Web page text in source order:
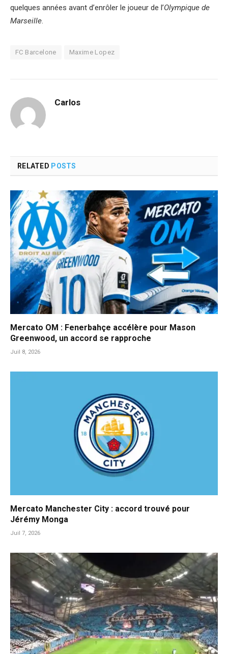
quelques années avant d’enrôler le joueur de l’Olympique de
Marseille.
FC Barcelone Maxime Lopez
Carlos
RELATED POSTS
Mercato OM : Fenerbahçe accélère pour Mason
Greenwood, un accord se rapproche
Juil 8, 2026
Mercato Manchester City : accord trouvé pour
Jérémy Monga
Juil 7, 2026